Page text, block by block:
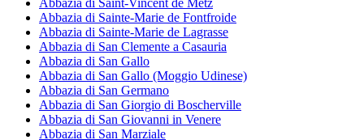
Abbazia di Saint-Vincent de Metz
Abbazia di Sainte-Marie de Fontfroide
Abbazia di Sainte-Marie de Lagrasse
Abbazia di San Clemente a Casauria
Abbazia di San Gallo
Abbazia di San Gallo (Moggio Udinese)
Abbazia di San Germano
Abbazia di San Giorgio di Boscherville
Abbazia di San Giovanni in Venere
Abbazia di San Marziale